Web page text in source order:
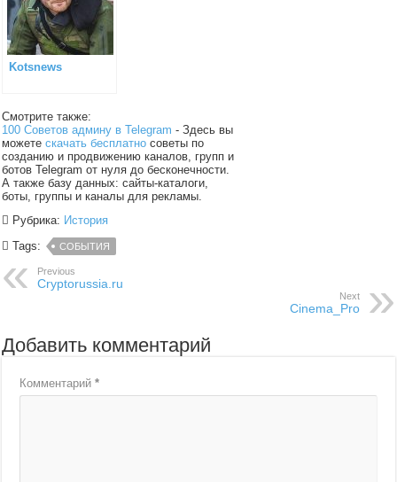
Kotsnews
Смотрите также:
100 Советов админу в Telegram - Здесь вы
можетескачать бесплатно советы по
созданию и продвижению каналов, групп и
ботов Telegram от нуля до бесконечности.
А также базу данных: сайты-каталоги,
боты, группы и каналы для рекламы.
Рубрика: История
Tags:
СОБЫТИЯ
Previous
Cryptorussia.ru
Next
Cinema_Pro
Добавить комментарий
Комментарий*